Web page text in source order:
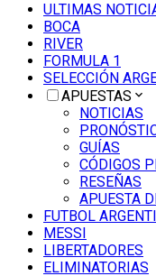
ULTIMAS
BOCA
RIVER
FORMULA 1
SELECCIÓN
APUESTAS
NOTICIAS
GUÍAS
CÓDIGOS
RESEÑAS
APUESTA
FUTBOL
MESSI
LIBERTADORES
ELIMINATORIAS